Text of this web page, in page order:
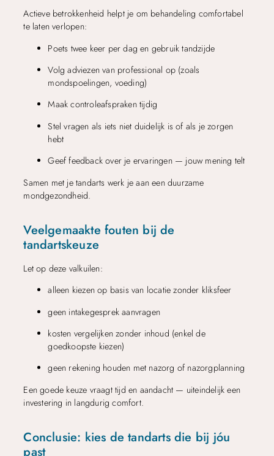
Actieve betrokkenheid helpt je om behandeling comfortabel
te laten verlopen:
Poets twee keer per dag en gebruik tandzijde
Volg adviezen van professional op (zoals
mondspoelingen, voeding)
Maak controleafspraken tijdig
Stel vragen als iets niet duidelijk is of als je zorgen
hebt
Geef feedback over je ervaringen — jouw mening telt
Samen met je tandarts werk je aan een duurzame
mondgezondheid.
Veelgemaakte fouten bij de
tandartskeuze
Let op deze valkuilen:
alleen kiezen op basis van locatie zonder kliksfeer
geen intakegesprek aanvragen
kosten vergelijken zonder inhoud (enkel de
goedkoopste kiezen)
geen rekening houden met nazorg of nazorgplanning
Een goede keuze vraagt tijd en aandacht — uiteindelijk een
investering in langdurig comfort.
Conclusie: kies de tandarts die bij jóu
past